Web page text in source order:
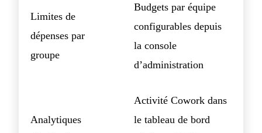
Limites de
dépenses par
groupe
Budgets par équipe
configurables depuis
la console
d’administration
Analytiques
Activité Cowork dans
le tableau de bord